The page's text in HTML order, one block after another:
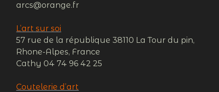
arcs@orange.fr
L’art sur soi
57 rue de la république 38110 La Tour du pin,
Rhone-Alpes, France
Cathy 04 74 96 42 25
Coutelerie d’art